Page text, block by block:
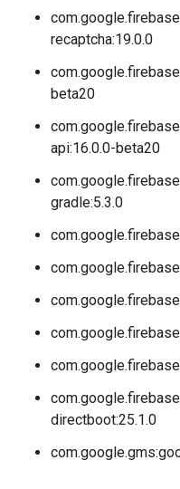
recaptcha:19.0.0
beta20
api:16.0.0-beta20
gradle:5.3.0
directboot:25.1.0